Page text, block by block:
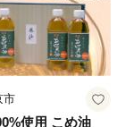
い蒸気機関車
しい田園風景
いくSLは、
市
使用 こめ油